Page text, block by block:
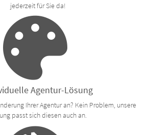
jederzeit für Sie da!
Agentur-Lösung
Ihrer Agentur an? Kein Problem, unsere
passt sich diesen auch an.